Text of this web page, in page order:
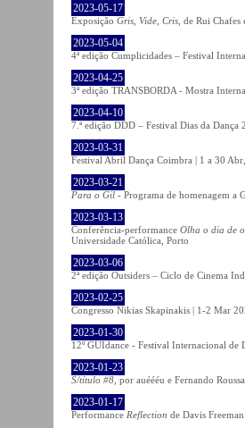
2023-05-17
Exposição Gris, Vide, Cris , de Rui
2023-05-04
4ª edição Cumplicidades – Festival
2023-04-25
3ª edição TRANSBORDA - Mostra
2023-04-10
7.ª edição DDD – Festival Dias da
2023-03-31
Festival Abril Dança Coimbra | 1 a 30
2023-03-21
Para o Gil - Programa de homenagem a
2023-03-13
Conferência-performance Olha o dia de
Universidade Católica, Porto
2023-03-06
2ª edição Outsiders – Ciclo de Cinema
2023-02-25
Congresso Nikias Skapinakis | 1-2 Mar
2023-01-30
12º GUIdance - Festival Internacional de
2023-01-23
S/título #8 , por auéééu e Fernando
2023-01-17
Performance Reflection de Davis